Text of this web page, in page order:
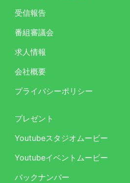
受信報告
番組審議会
求人情報
会社概要
プライバシーポリシー
プレゼント
Youtubeスタジオムービー
Youtubeイベントムービー
バックナンバー